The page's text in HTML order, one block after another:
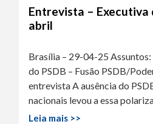
Entrevista – Executiva
abril
Brasília – 29-04-25
do PSDB – Fusão PSDB/
entrevista A ausência do
nacionais levou a essa
Leia mais >>